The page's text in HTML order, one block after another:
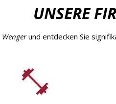
UNSERE
Wengerund entdecken Sie